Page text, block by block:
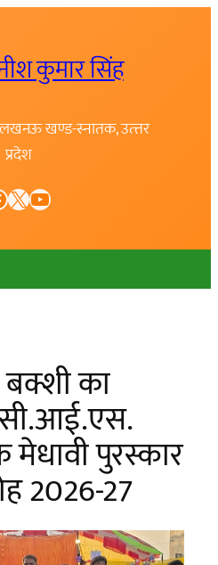
कुमार सिंह
खण्ड-स्नातक, उत्त्तर
प्रदेश
X YouTube
का
पुरस्कार
2026-27